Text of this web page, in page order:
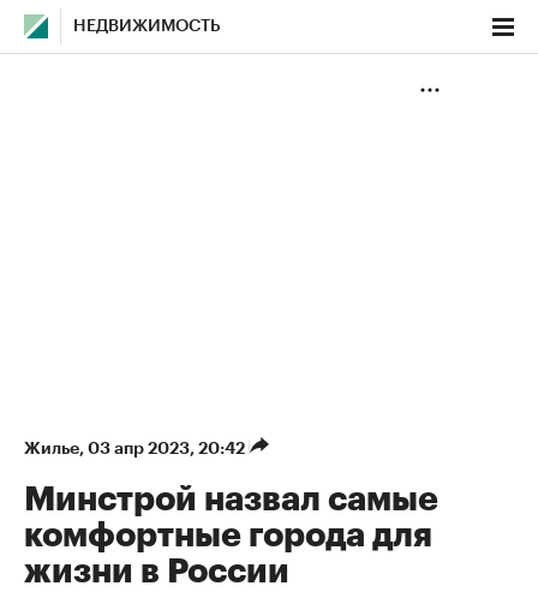
НЕДВИЖИМОСТЬ
Жилье⁠, 03 апр 2023, 20:42
Минстрой назвал самые
комфортные города для
жизни в России